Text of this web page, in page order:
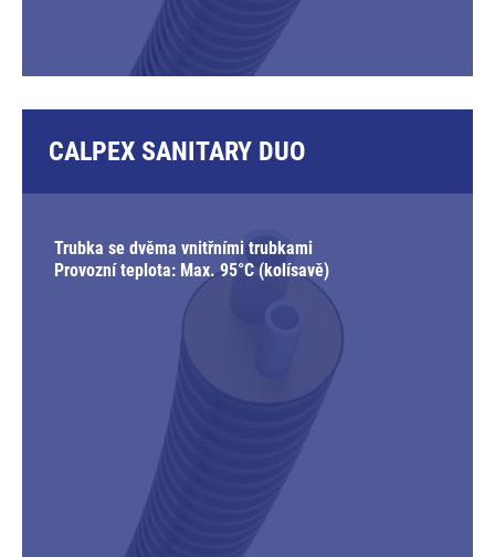
CALPEX SANITARY DUO
Trubka se dvěma vnitřními trubkami
Provozní teplota: Max. 95°C (kolísavě)